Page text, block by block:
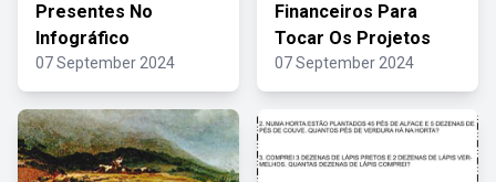
Presentes No
Infográfico
07 September 2024
Financeiros Para
Tocar Os Projetos
07 September 2024